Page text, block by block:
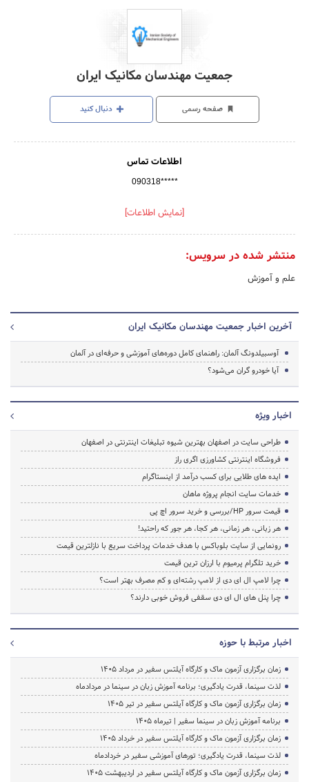
جمعیت مهندسان مکانیک ایران
صفحه رسمی دنبال کنید
اطلاعات تماس
090318*****
[نمایش اطلاعات]
منتشر شده در سرویس:
علم و آموزش
آخرین اخبار جمعیت مهندسان مکانیک ایران
آوسبیلدونگ آلمان: راهنمای کامل دوره‌های آموزشی و حرفه‌ای در آلمان
آیا خودرو گران می‌شود؟
اخبار ویژه
طراحی سایت در اصفهان بهترین شیوه تبلیغات اینترنتی در اصفهان
فروشگاه اینترنتی کشاورزی اگری راز
ایده های طلایی برای کسب درآمد از اینستاگرام
خدمات سایت انجام پروژه ماهان
قیمت سرور HP/بررسی و خرید سرور اچ پی
هر زبانی، هر زمانی، هر کجا، هر جور که راحتید!
رونمایی از سایت بلوباکس با هدف خدمات پرداخت سریع با نازلترین قیمت
خرید تلگرام پرمیوم با ارزان ترین قیمت
چرا لامپ ال ای دی از لامپ رشته‌ای و کم مصرف بهتر است؟
چرا پنل های ال ای دی سقفی فروش خوبی دارند؟
اخبار مرتبط با حوزه
زمان برگزاری آزمون ماک و کارگاه آیلتس سفیر در مرداد 1405
لذت سینما، قدرت یادگیری؛ برنامه آموزش زبان در سینما در مردادماه
زمان برگزاری آزمون ماک و کارگاه آیلتس سفیر در تیر 1405
برنامه آموزش زبان در سینما سفیر | تیرماه ۱۴۰۵
زمان برگزاری آزمون ماک و کارگاه آیلتس سفیر در خرداد 1405
لذت سینما، قدرت یادگیری؛ تورهای آموزشی سفیر در خردادماه
زمان برگزاری آزمون ماک و کارگاه آیلتس سفیر در اردیبهشت 1405